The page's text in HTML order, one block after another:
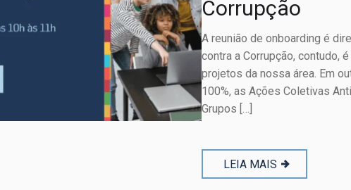
Corrupção
A reunião de onboarding é
contra a Corrupção, contudo,
projetos da nossa área. Em
100%, as Ações Coletivas
Grupos […]
LEIA MAIS